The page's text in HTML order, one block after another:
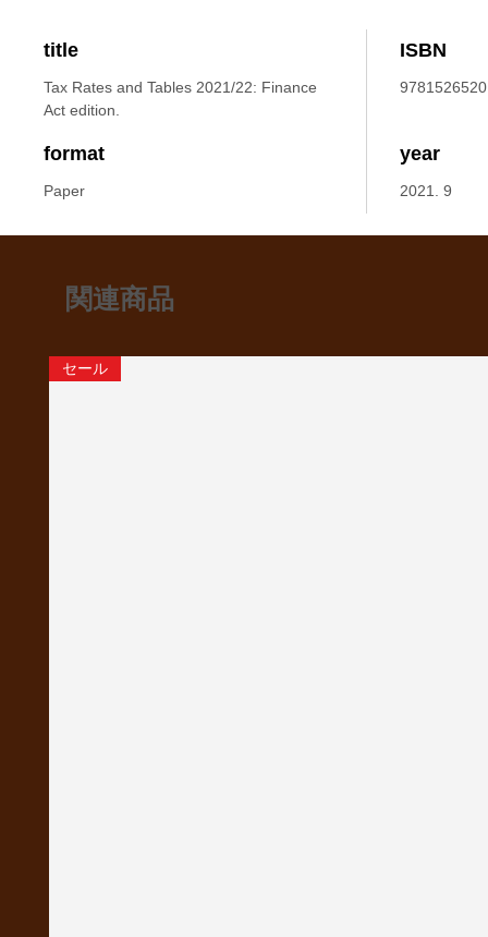
title
Tax Rates and Tables 2021/22: Finance
Act edition.
ISBN
format
Paper
year
2021. 9
関連商品
セール